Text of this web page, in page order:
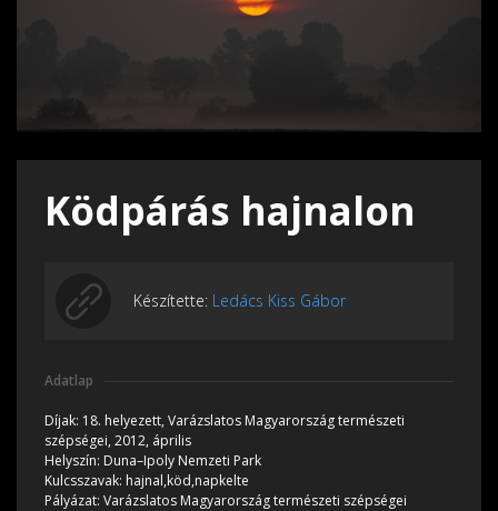
Ködpárás hajnalon
Készítette: Ledács Kiss Gábor
Adatlap
Díjak: 18. helyezett, Varázslatos Magyarország természeti
szépségei, 2012, április
Helyszín: Duna–Ipoly Nemzeti Park
Kulcsszavak: hajnal,köd,napkelte
Pályázat: Varázslatos Magyarország természeti szépségei